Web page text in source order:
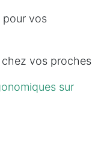
pour vos
vos proches
sur